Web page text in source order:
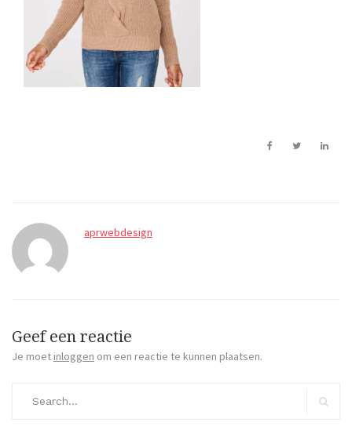
aprwebdesign
Geef een reactie
Je moet inloggen om een reactie te kunnen plaatsen.